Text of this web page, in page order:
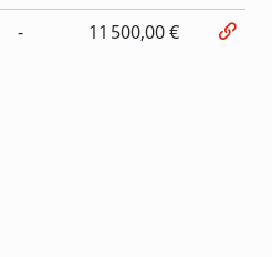
- 11 500,00 €